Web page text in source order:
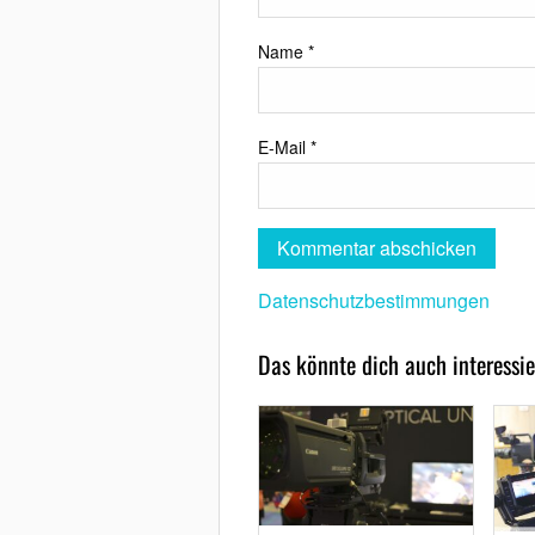
Name *
E-Mail *
Datenschutzbestimmungen
Das könnte dich auch